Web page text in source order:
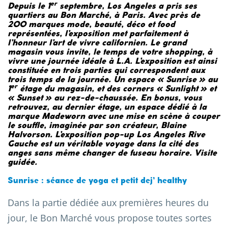
Depuis le 1er septembre, Los Angeles a pris ses
quartiers au Bon Marché, à Paris. Avec près de
200 marques mode, beauté, déco et food
représentées, l’exposition met parfaitement à
l’honneur l’art de vivre californien. Le grand
magasin vous invite, le temps de votre shopping, à
vivre une journée idéale à L.A. L’exposition est ainsi
constituée en trois parties qui correspondent aux
trois temps de la journée. Un espace « Sunrise » au
1er étage du magasin, et des corners « Sunlight » et
« Sunset » au rez-de-chaussée. En bonus, vous
retrouvez, au dernier étage, un espace dédié à la
marque Madeworn avec une mise en scène à couper
le souffle, imaginée par son créateur, Blaine
Halvorson. L’exposition pop-up Los Angeles Rive
Gauche est un véritable voyage dans la cité des
anges sans même changer de fuseau horaire. Visite
guidée.
Sunrise : séance de yoga et petit dej’ healthy
Dans la partie dédiée aux premières heures du
jour, le Bon Marché vous propose toutes sortes